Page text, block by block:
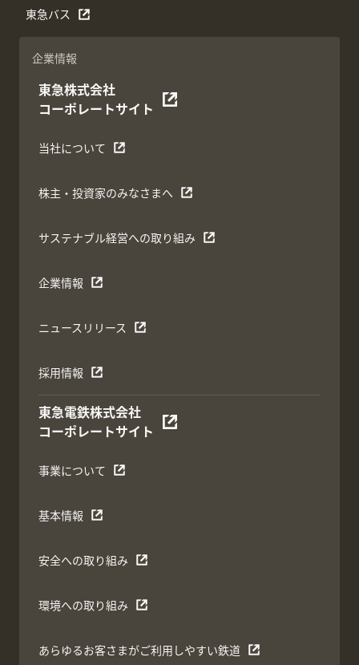
東急バス
企業情報
東急株式会社
コーポレートサイト
当社について
株主・投資家のみなさまへ
サステナブル経営への取り組み
企業情報
ニュースリリース
採用情報
東急電鉄株式会社
コーポレートサイト
事業について
基本情報
安全への取り組み
環境への取り組み
あらゆるお客さまがご利用しやすい鉄道